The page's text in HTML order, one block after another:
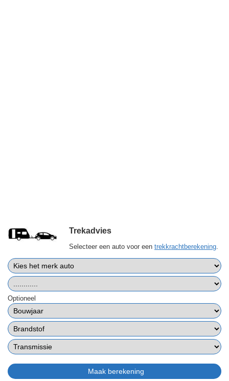
Trekadvies
Selecteer een auto voor een trekkrachtberekening
Optioneel